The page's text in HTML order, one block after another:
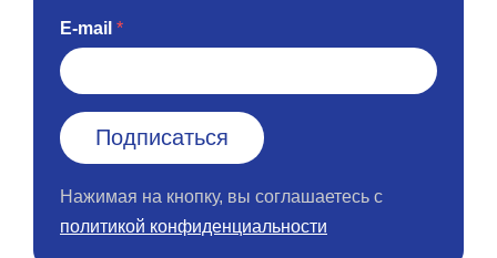
E-mail
Нажимая на кнопку, вы соглашаетесь с
политикой конфиденциальности